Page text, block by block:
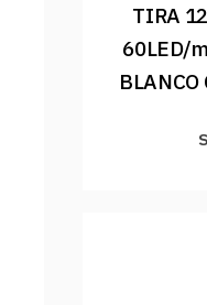
TIRA
60LED/